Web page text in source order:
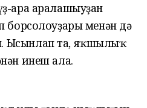
ара аралашыуҙан
борсолоуҙары менән дә
Ысынлап та, яҡшылыҡ
инеш ала.